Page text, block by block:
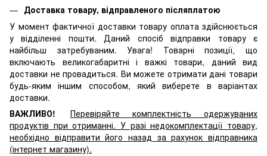
Доставка товару, відправленого післяплатою
У момент фактичної доставки товару оплата здійснюється
у відділенні пошти. Даний спосіб відправки товару є
найбільш затребуваним. Увага! Товарні позиції, що
включають великогабаритні і важкі товари, даний вид
доставки не провадиться. Ви можете отримати дані товари
будь-яким іншим способом, який виберете в варіантах
доставки.
ВАЖЛИВО!
Перевіряйте комплектність одержуваних
продуктів при отриманні. У разі недокомплектації товару,
необхідно відправити його назад за рахунок відправника
(інтернет магазину).